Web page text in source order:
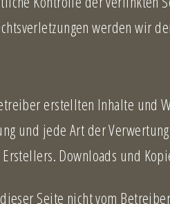
werden wir
erstellten Inhalte und
und jede Art der
Downloads und
Seite nicht vom